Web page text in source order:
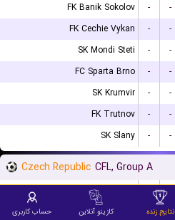
FK Banik Sokolov
- -
FK Cechie Vykan
- -
SK Mondi Steti
- -
FC Sparta Brno
- -
SK Krumvir
- -
FK Trutnov
- -
SK Slany
- -
Czech Republic CFL, Group A
SK Benesov
Slavia Prague U20
- -
نتایج زنده کازینو آنلاین حساب کاربری